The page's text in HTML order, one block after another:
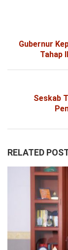
Gubernur
Tahap
Seskab
RELATED